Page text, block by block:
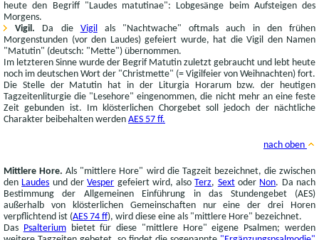
heute den Begriff "Laudes matutinae": Lobgesänge beim Aufsteigen des
Morgens.
Vigil.
Da die Vigil
als "Nachtwache" oftmals auch in den frühen
Morgenstunden (vor den Laudes) gefeiert wurde, hat die Vigil den Namen
"Matutin" (deutsch: "Mette") übernommen.
Im letzteren Sinne wurde der Begrif Matutin zuletzt gebraucht und lebt heute
noch im deutschen Wort der "Christmette" (= Vigilfeier von Weihnachten) fort.
Die Stelle der Matutin hat in der Liturgia Horarum bzw. der heutigen
Tagzeitenliturgie die "Lesehore" eingenommen, die nicht mehr an eine feste
Zeit gebunden ist. Im klösterlichen Chorgebet soll jedoch der nächtliche
Charakter beibehalten werden AES 57 ff.
nach oben
Mittlere Hore.Als "mittlere Hore" wird die Tagzeit bezeichnet, die zwischen
den Laudes und derVesper gefeiert wird, alsoTerz, Sextoder Non. Da nach
Bestimmung der Allgemeinen Einführung in das Stundengebet (AES)
außerhalb von klösterlichen Gemeinschaften nur eine der drei Horen
verpflichtend ist (AES 74 ff), wird diese eine als "mittlere Hore" bezeichnet.
Das
Psalteriumbietet für diese "mittlere Hore" eigene Psalmen; werden